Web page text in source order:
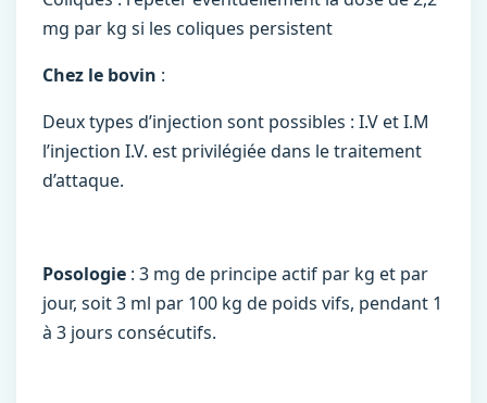
mg par kg si les coliques persistent
Chez le bovin :
Deux types d’injection sont possibles : I.V et I.M
l’injection I.V. est privilégiée dans le traitement
d’attaque.
Posologie : 3 mg de principe actif par kg et par
jour, soit 3 ml par 100 kg de poids vifs, pendant 1
à 3 jours consécutifs.